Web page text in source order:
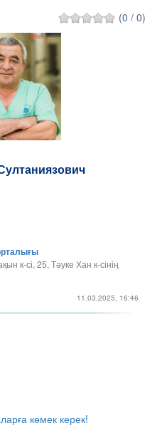
(0 / 0)
к-сі, 25, Тәуке Хан к-сінің
11.03.2025, 16:46
көмек керек!